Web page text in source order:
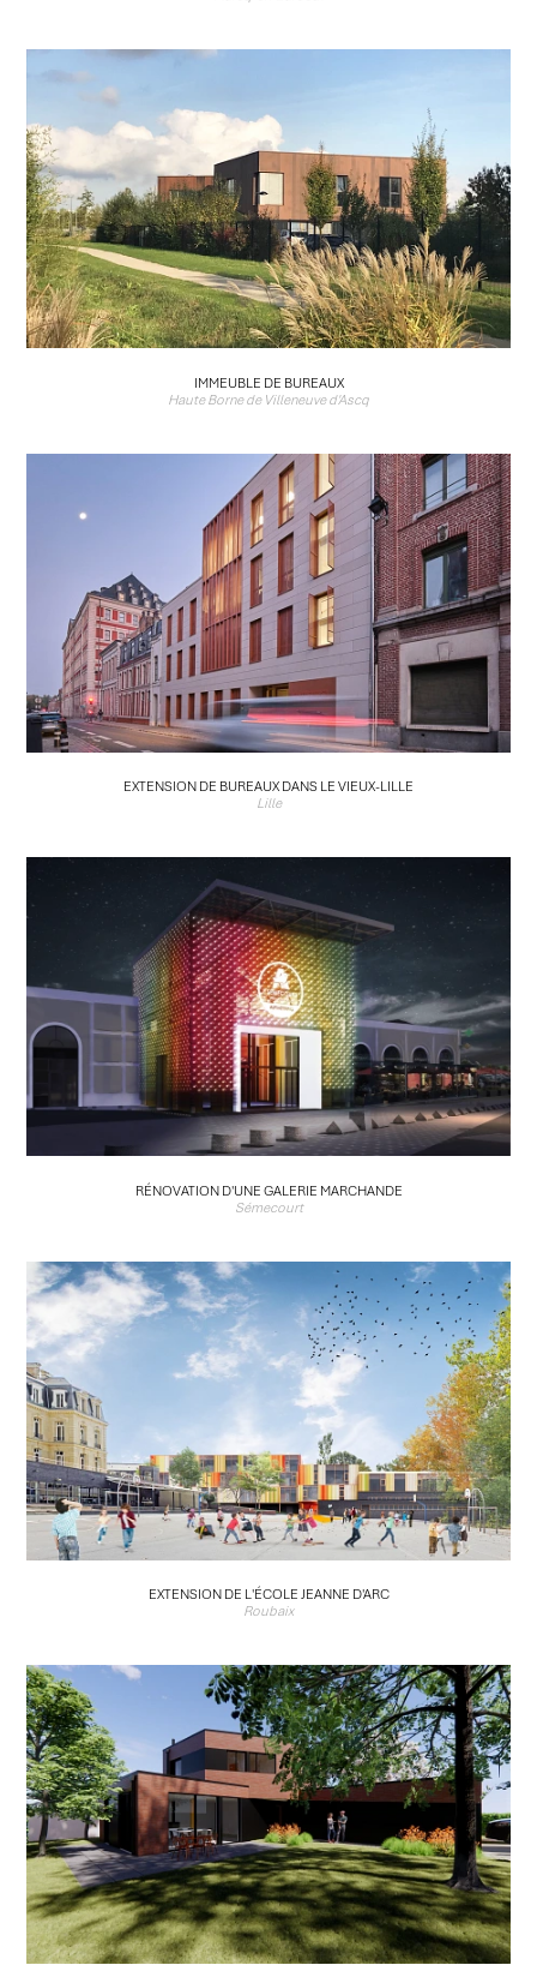
IMMEUBLE DE BUREAUX
Haute Borne de Villeneuve d'Ascq
EXTENSION DE BUREAUX DANS LE VIEUX-LILLE
Lille
RÉNOVATION D'UNE GALERIE MARCHANDE
Sémecourt
EXTENSION DE L'ÉCOLE JEANNE D'ARC
Roubaix